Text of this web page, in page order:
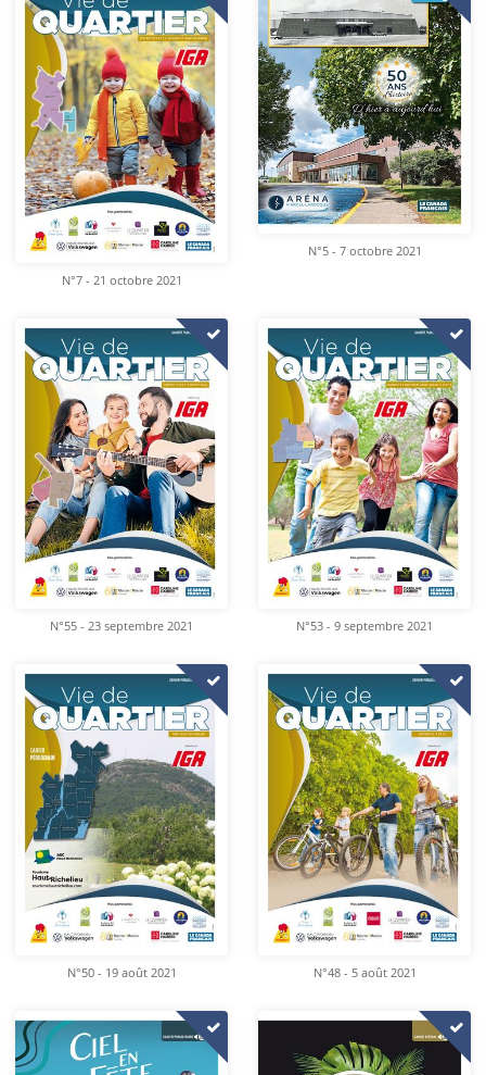
N°7 - 21 octobre 2021
N°5 - 7 octobre 2021
N°55 - 23 septembre 2021 N°53 - 9 septembre 2021
N°50 - 19 août 2021 N°48 - 5 août 2021